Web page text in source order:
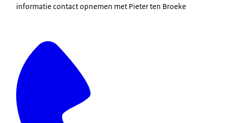
informatie contact opnemen met Pieter ten Broeke